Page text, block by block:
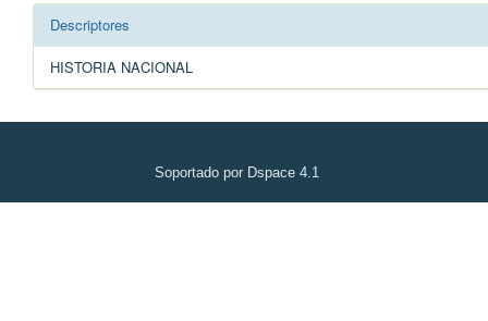
Descriptores
HISTORIA NACIONAL
Soportado por Dspace 4.1